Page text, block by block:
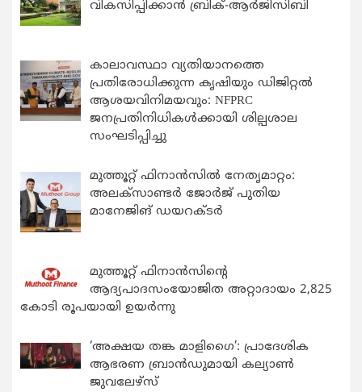
വികസിപ്പിക്കാന്‍ ബ്രിക്-ആര്‍ജിസിബി
കാലാവസ്ഥാ വ്യതിയാനത്തെ
പ്രതിരോധിക്കുന്ന കൃഷിയും ഡിജിറ്റൽ
ആശയവിനിമയവും: NFPRC
ജനപ്രതിനിധികൾക്കായി ശില്പശാല
സംഘടിപ്പിച്ചു
മുത്തൂറ്റ് ഫിനാൻസിൽ നേതൃമാറ്റം:
അലക്സാണ്ടർ ജോർജ് പുതിയ
മാനേജിങ് ഡയറക്ടർ
മുത്തൂറ്റ് ഫിനാൻസിന്റെ
ആദ്യപാദസംയോജിത അറ്റാദായം 2,825
കോടി രൂപയായി ഉയർന്നു
‘അക്ഷയ തങ്ക മാളിഗൈ’: പ്രാദേശിക
ആഭരണ ബ്രാന്‍ഡുമായി കല്യാണ്‍
ജുവലേഴ്‌സ്